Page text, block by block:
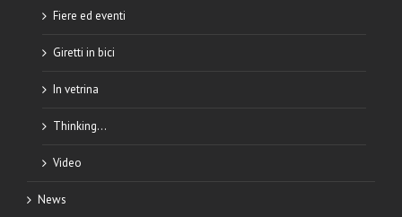
Fiere ed eventi
Giretti in bici
In vetrina
Thinking…
Video
News